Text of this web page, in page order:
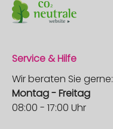
Service & Hilfe
Wir beraten Sie gerne:
Montag - Freitag
08:00 - 17:00 Uhr